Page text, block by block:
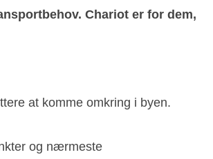
Chariot er for dem,
at komme omkring i byen.
og nærmeste